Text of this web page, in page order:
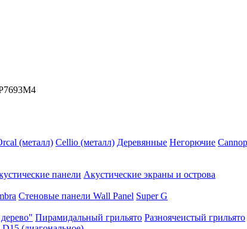
(металл) Cellio (металл) Деревянные Негорючие
панели Акустические экраны и острова
Стеновые панели Wall Panel Super G
Пирамидальный грильято Разноячеистый грильято